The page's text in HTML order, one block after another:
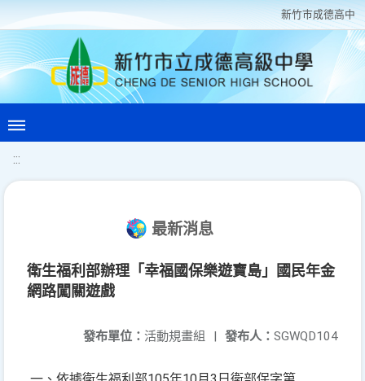
新竹巿成德高中
:::
最新消息
衛生福利部辦理「幸福國保樂遊寶島」國民年金
網路闖關遊戲
發布人： SGWQD104
發布單位： 活動規畫組 |